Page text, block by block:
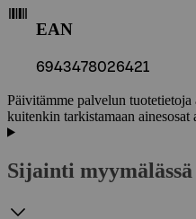
EAN
6943478026421
Päivitämme palvelun
kuitenkin tarkistamaan
Sijainti myymälässä